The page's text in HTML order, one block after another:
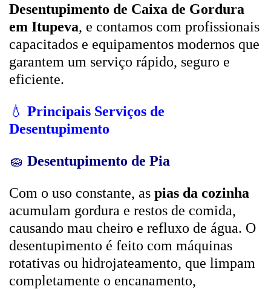
Desentupimento de Caixa de Gordura
em Itupeva, e contamos com profissionais
capacitados e equipamentos modernos que
garantem um serviço rápido, seguro e
eficiente.
💧 Principais Serviços de
Desentupimento
🧽 Desentupimento de Pia
Com o uso constante, as pias da cozinha
acumulam gordura e restos de comida,
causando mau cheiro e refluxo de água. O
desentupimento é feito com máquinas
rotativas ou hidrojateamento, que limpam
completamente o encanamento,